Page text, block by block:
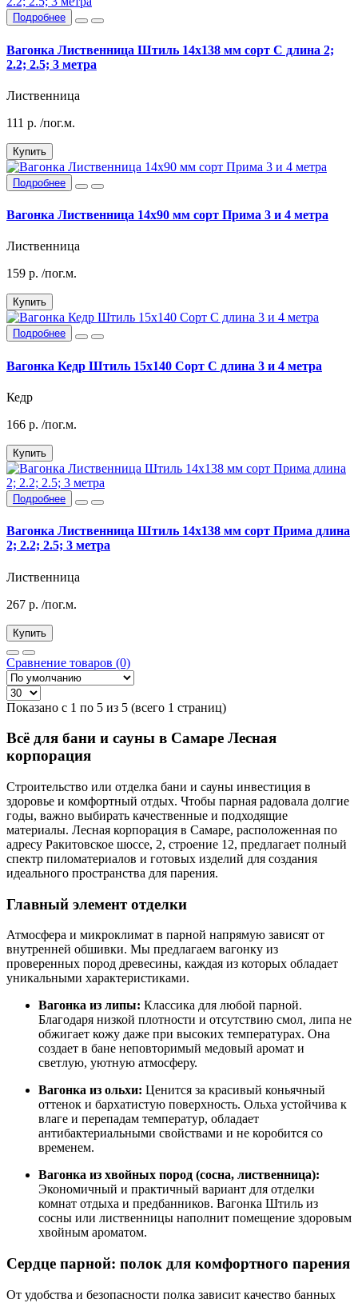
Подробнее
Вагонка Лиственница Штиль 14х138 мм сорт С длина 2;
2.2; 2.5; 3 метра
Лиственница
111 р. /пог.м.
Купить
Подробнее
Вагонка Лиственница 14х90 мм сорт Прима 3 и 4 метра
Лиственница
159 р. /пог.м.
Купить
Подробнее
Вагонка Кедр Штиль 15х140 Сорт С длина 3 и 4 метра
Кедр
166 р. /пог.м.
Купить
Подробнее
Вагонка Лиственница Штиль 14х138 мм сорт Прима длина
2; 2.2; 2.5; 3 метра
Лиственница
267 р. /пог.м.
Купить
Сравнение товаров (0)
Показано с 1 по 5 из 5 (всего 1 страниц)
Всё для бани и сауны в Самаре Лесная
корпорация
Строительство или отделка бани и сауны инвестиция в
здоровье и комфортный отдых. Чтобы парная радовала долгие
годы, важно выбирать качественные и подходящие
материалы. Лесная корпорация в Самаре, расположенная по
адресу Ракитовское шоссе, 2, строение 12, предлагает полный
спектр пиломатериалов и готовых изделий для создания
идеального пространства для парения.
Главный элемент отделки
Атмосфера и микроклимат в парной напрямую зависят от
внутренней обшивки. Мы предлагаем вагонку из
проверенных пород древесины, каждая из которых обладает
уникальными характеристиками.
Вагонка из липы: Классика для любой парной.
Благодаря низкой плотности и отсутствию смол, липа не
обжигает кожу даже при высоких температурах. Она
создает в бане неповторимый медовый аромат и
светлую, уютную атмосферу.
Вагонка из ольхи: Ценится за красивый коньячный
оттенок и бархатистую поверхность. Ольха устойчива к
влаге и перепадам температур, обладает
антибактериальными свойствами и не коробится со
временем.
Вагонка из хвойных пород (сосна, лиственница):
Экономичный и практичный вариант для отделки
комнат отдыха и предбанников. Вагонка Штиль из
сосны или лиственницы наполнит помещение здоровым
хвойным ароматом.
Сердце парной: полок для комфортного парения
От удобства и безопасности полка зависит качество банных